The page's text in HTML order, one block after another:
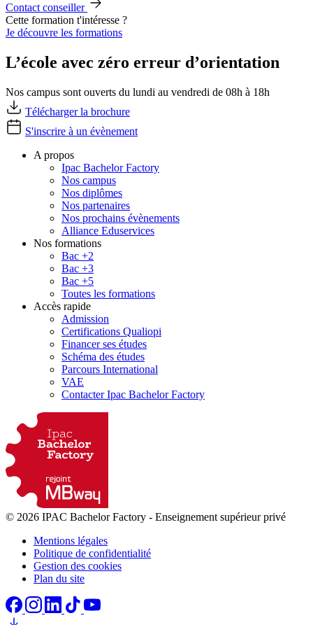
Contact conseiller
Cette formation t'intéresse ?
Je découvre les formations
L’école avec zéro erreur d’orientation
Nos campus sont ouverts du lundi au vendredi de 08h à 18h
Télécharger la brochure
S'inscrire à un évènement
A propos
Ipac Bachelor Factory
Nos campus
Nos diplômes
Nos partenaires
Nos prochains évènements
Alliance Eduservices
Nos formations
Bac +2
Bac +3
Bac +5
Toutes les formations
Accès rapide
Admission
Certifications Qualiopi
Financer ses études
Schéma des études
Parcours International
VAE
Contacter Ipac Bachelor Factory
© 2026 IPAC Bachelor Factory - Enseignement supérieur privé
Mentions légales
Politique de confidentialité
Gestion des cookies
Plan du site